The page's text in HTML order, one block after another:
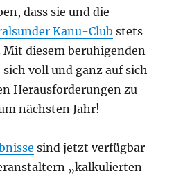
dass sie und die
Kanu-Club stets
diesem beruhigenden
voll und ganz auf sich
Herausforderungen zu
nächsten Jahr!
sind jetzt verfügbar
„kalkulierten